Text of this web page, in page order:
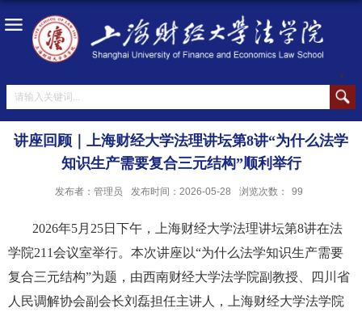
讲座回顾｜上海财经大学法理讲坛第8讲“为什么法学
知识生产需要复合三元结构”顺利举行
发布者：管理员 发布时间：2026-05-28 浏览次数： 99
2026年5月25日下午，上海财经大学法理讲坛第8讲在法
学院211会议室举行。本次讲座以“为什么法学知识生产需要
复合三元结构”为题，由西南财经大学法学院副教授、四川省
人民调解协会副会长刘磊担任主讲人，上海财经大学法学院